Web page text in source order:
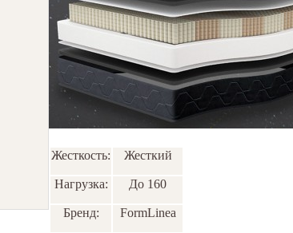
Жесткость: Жесткий
Нагрузка: До 160
Бренд: FormLinea